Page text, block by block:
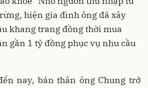
hiện gia đình ông đã xây
khang trang đồng thời mua
gần 1 tỷ đồng phục vụ nhu cầu
nay, bản thân ông Chung trở